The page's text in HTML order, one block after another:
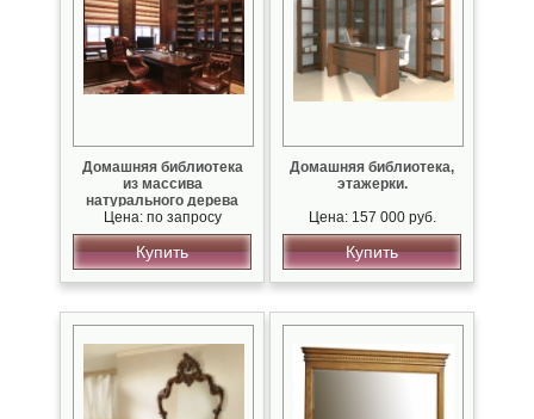
Домашняя библиотека
из массива
натурального дерева
Цена: по запросу
Купить
Домашняя библиотека,
этажерки.
Цена: 157 000 руб.
Купить